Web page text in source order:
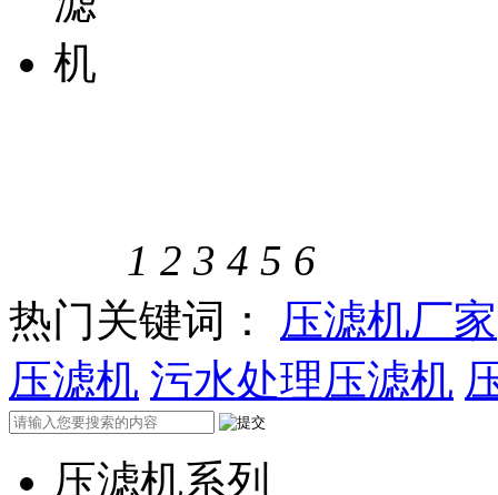
1 2 3 4 5 6
热门关键词：
压滤机厂家
压滤机 污水处理压滤机
压滤机系列